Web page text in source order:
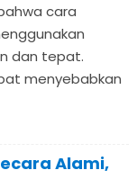
cara
dan tepat.
menyebabkan
Alami,